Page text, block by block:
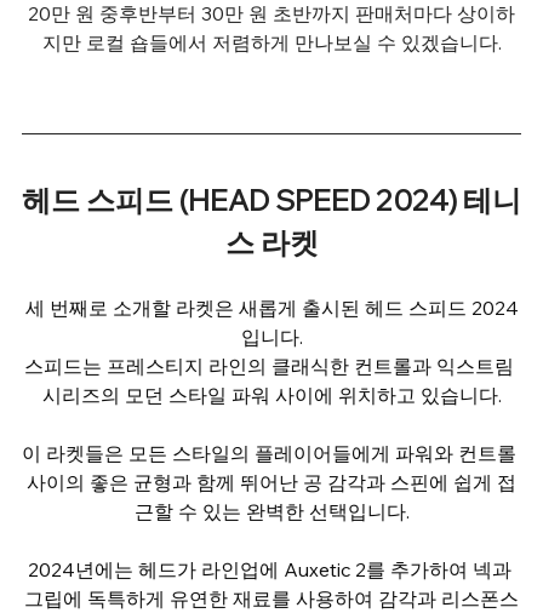
20만 원 중후반부터 30만 원 초반까지 판매처마다 상이하
지만 로컬 숍들에서 저렴하게 만나보실 수 있겠습니다.
헤드 스피드 (HEAD SPEED 2024) 테니
스 라켓
세 번째로 소개할 라켓은 새롭게 출시된 헤드 스피드 2024
입니다.
스피드는 프레스티지 라인의 클래식한 컨트롤과 익스트림
시리즈의 모던 스타일 파워 사이에 위치하고 있습니다.
이 라켓들은 모든 스타일의 플레이어들에게 파워와 컨트롤
사이의 좋은 균형과 함께 뛰어난 공 감각과 스핀에 쉽게 접
근할 수 있는 완벽한 선택입니다.
2024년에는 헤드가 라인업에 Auxetic 2를 추가하여 넥과
그립에 독특하게 유연한 재료를 사용하여 감각과 리스폰스